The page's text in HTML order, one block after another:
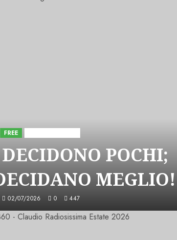
FREE
POCHI;
MEGLIO!
02/07/2026 0 447